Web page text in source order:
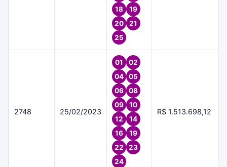
18
19
20
21
25
2748 25/02/2023
01
02
04
05
06
08
09
10
12
14
16
19
22
23
24
R$ 1.513.698,12